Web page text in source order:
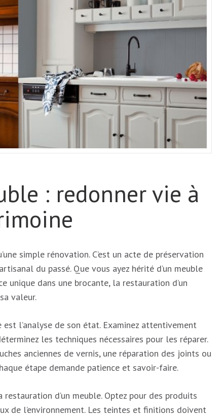
: redonner vie à
simple rénovation. C’est un acte de préservation
du passé. Que vous ayez hérité d’un meuble
unique dans une brocante, la restauration d’un
valeur.
l’analyse de son état. Examinez attentivement
les techniques nécessaires pour les réparer.
anciennes de vernis, une réparation des joints ou
étape demande patience et savoir-faire.
d’un meuble. Optez pour des produits
de l’environnement. Les teintes et finitions doivent